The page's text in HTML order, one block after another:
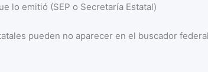
lo emitió (SEP o Secretaría Estatal)
pueden no aparecer en el buscador